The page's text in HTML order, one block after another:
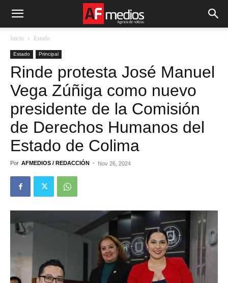
Inicio Estado
Estado Principal
Rinde protesta José Manuel
Vega Zúñiga como nuevo
presidente de la Comisión
de Derechos Humanos del
Estado de Colima
Por AFMEDIOS / REDACCIÓN - Nov 26, 2024